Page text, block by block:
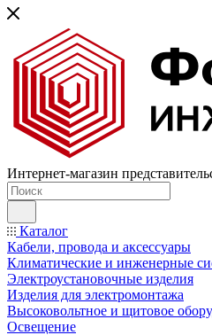
Интернет-магазин
Каталог
Кабели, провода и аксессуары
Климатические и инженерные
Электроустановочные изделия
Изделия для электромонтажа
Высоковольтное и щитовое
Освещение